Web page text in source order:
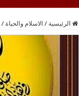
الرئيسية / الاسلام والحياة /